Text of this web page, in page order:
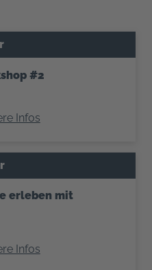
#2
Infos
erleben mit
Infos